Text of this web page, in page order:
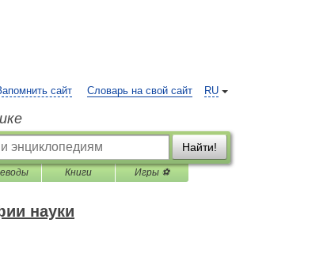
RU
сайт Словарь на свой сайт
Найти!
Книги Игры ⚽
науки